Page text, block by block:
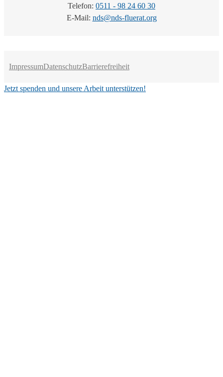
Telefon: 0511 - 98 24 60 30
E-Mail: nds@nds-fluerat.org
ImpressumDatenschutzBarrierefreiheit
Jetzt spenden und unsere Arbeit unterstützen!